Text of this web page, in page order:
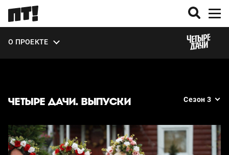
О ПРОЕКТЕ
ЭКСТРА
ЧЕТЫРЕ ДАЧИ. ВЫПУСКИ Сезон 3